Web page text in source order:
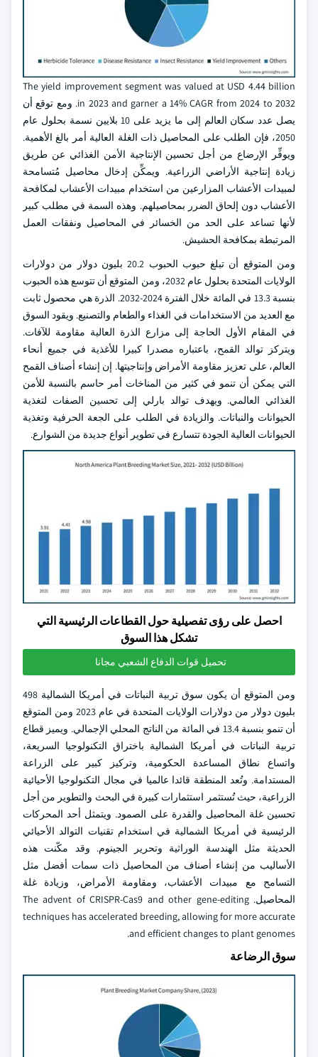
The yield improvement segment was valued at USD 4.44 billion
in 2023 and garner a 14% CAGR from 2024 to 2032. ومع توقع أن
يصل عدد سكان العالم إلى ما يزيد على 10 بلايين نسمة بحلول عام
2050، فإن الطلب على المحاصيل ذات الغلة العالية أمر بالغ الأهمية.
ويوفِّر الإرضاع من أجل تحسين الإنتاجية الأمن الغذائي عن طريق
زيادة إنتاجية الأراضي الزراعية. ويمكِّن إدخال محاصيل مُتسامحة
لمبيدات الأعشاب المزارعين من استخدام مبيدات الأعشاب لمكافحة
الأعشاب دون إلحاق الضرر بمحاصيلهم. وهذه السمة في مطلب كبير
لأنها تساعد على الحد من الخسائر في المحاصيل ونفقات العمل
المرتبطة بمكافحة الحشيش.
ومن المتوقع أن تبلغ حبوب الحبوب 20.2 بليون دولار من دولارات
الولايات المتحدة بحلول عام 2032، ومن المتوقع أن تتوسع هذه الحبوب
بنسبة 13.3 في المائة خلال الفترة 2024-2032. الذرة هي محصول ثابت
مع العديد من الاستخدامات في الغذاء والطعام والتصنيع. ويقود السوق
في المقام الأول الحاجة إلى مزارع الذرة العالية مقاومة للآفات.
ويتركز توالد القمح، باعتباره مصدرا كبيرا للأغذية في جميع أنحاء
العالم، على تعزيز مقاومة الأمراض وإنتاجيتها. إن إنشاء أصناف القمح
التي يمكن أن تنمو في كثير من المناخات أمر حاسم بالنسبة للأمن
الغذائي العالمي. ويهدف توالد بارلي إلى تحسين الصفات لتغذية
الحيوانات والنباتات. والزيادة في الطلب على الجعة الحرفية وتغذية
الحيوانات العالية الجودة تتسارع في تطوير أنواع جديدة من الشوارع.
احصل على رؤى تفصيلية حول القطاعات الرئيسية التي
تشكل هذا السوق
تحميل قوات الدفاع الشعبي مجانا
ومن المتوقع أن يكون سوق تربية النباتات في أمريكا الشمالية 498
بليون دولار من دولارات الولايات المتحدة في عام 2023 ومن المتوقع
أن تنمو بنسبة 13.4 في المائة من الناتج المحلي الإجمالي. ويميز قطاع
تربية النباتات في أمريكا الشمالية باختراق التكنولوجيا السريعة،
واتساع نطاق المساعدة الحكومية، وتركيز كبير على الزراعة
المستدامة. وتُعد المنطقة قائدا عالميا في مجال التكنولوجيا الأحيائية
الزراعية، حيث تُستثمر استثمارات كبيرة في البحث والتطوير من أجل
تحسين غلة المحاصيل والقدرة على الصمود. ويتمثل أحد المحركات
الرئيسية في أمريكا الشمالية في استخدام تقنيات التوالد الأحيائي
الحديثة مثل الهندسة الوراثية وتحرير الجينوم. وقد مكّنت هذه
الأساليب من إنشاء أصناف من المحاصيل ذات سمات أفضل مثل
التسامح مع مبيدات الأعشاب، ومقاومة الأمراض، وزيادة غلة
المحاصيل. The advent of CRISPR-Cas9 and other gene-editing
techniques has accelerated breeding, allowing for more accurate
and efficient changes to plant genomes.
سوق الرضاعة